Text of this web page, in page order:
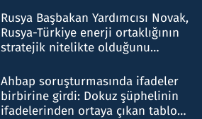
Rusya Başbakan Yardımcısı Novak,
Rusya-Türkiye enerji ortaklığının
stratejik nitelikte olduğunu
Ahbap soruşturmasında ifadeler
birbirine girdi: Dokuz şüphelinin
ifadelerinden ortaya çıkan tablo